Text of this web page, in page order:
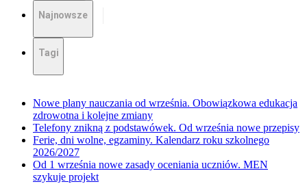
Najnowsze
Tagi
Nowe plany nauczania od września. Obowiązkowa edukacja
zdrowotna i kolejne zmiany
Telefony znikną z podstawówek. Od września nowe przepisy
Ferie, dni wolne, egzaminy. Kalendarz roku szkolnego
2026/2027
Od 1 września nowe zasady oceniania uczniów. MEN
szykuje projekt